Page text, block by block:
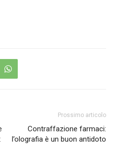
Prossimo articolo
Contraffazione farmaci:
l’olografia è un buon antidoto